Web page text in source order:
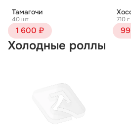
Тамагочи
40 шт
1 600 ₽
710
Холодные роллы